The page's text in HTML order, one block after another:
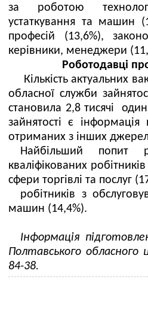
за роботою
устаткування та машин
професій (13,6%),
керівники, менеджери
Роботодавці
Кількість актуальних
обласної служби
становила 2,8 тисячі
зайнятості є
отриманих з інших
Найбільший попит
кваліфікованих
сфери торгівлі та послуг
робітників з
машин (14,4%).
Інформація
Полтавського
84-38.